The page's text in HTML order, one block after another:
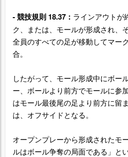
-競技規則 18.37： ラインアウトが
ク、または、モールが形成され、
全員のすべての足が移動してマー
合。
したがって、モール形成中にボー
ー、ボールより前方でモールに参
はモール最後尾の足より前方に留
は、オフサイドとなる。
オープンプレーから形成されたモ
ルはボール争奪の局面である」と